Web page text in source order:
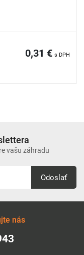
0,31 € s DPH
vašu záhradu
Odoslať
nás